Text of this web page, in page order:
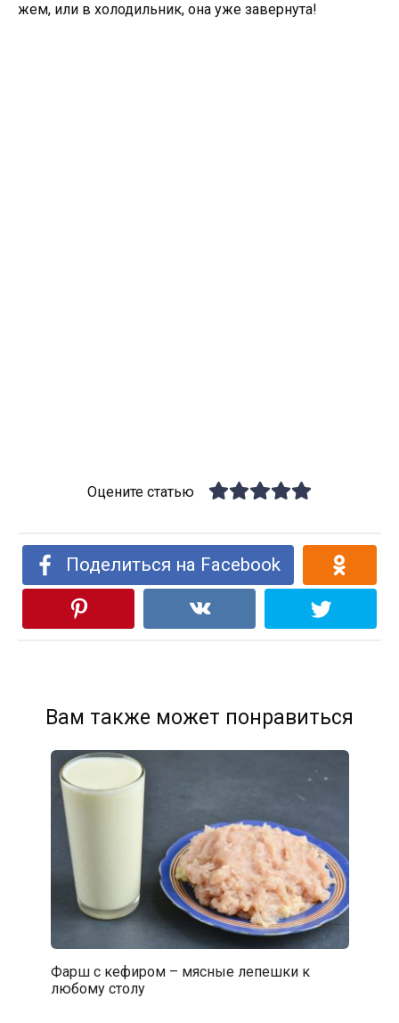
жем, или в холодильник, она уже завернута!
Оцените статью
Поделиться на Facebook
Вам также может понравиться
Фарш с кефиром – мясные лепешки к
любому столу